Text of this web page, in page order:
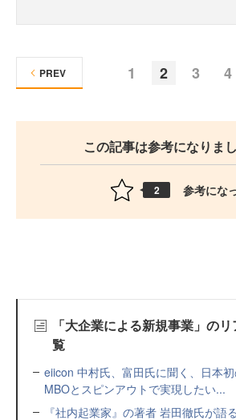
1 2 3 4
PREV
この記事は参考になりま
2 参考にな
「大企業による新規事業」の
覧
eiicon 中村氏、富田氏に聞く、日本
MBOとスピンアウトで実現したい...
『社内起業家』の著者 岩田徹氏が語